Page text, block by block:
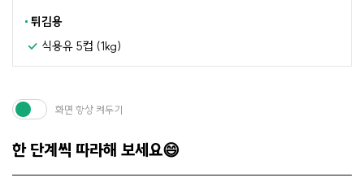
튀김용
식용유 5컵 (1kg)
한 단계씩 따라해 보세요😄
화면 항상 켜두기